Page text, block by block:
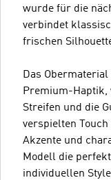
wurde für die
verbindet
frischen
Das
Premium-
Streifen und die
verspielten
Akzente und
Modell die
individuellen